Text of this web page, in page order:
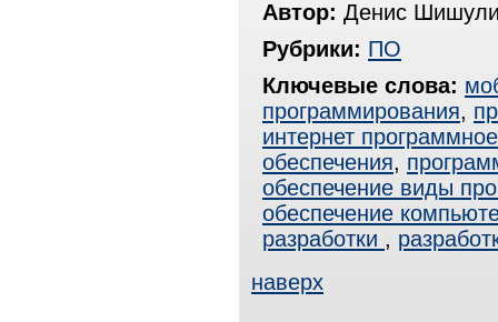
Автор: Денис
Рубрики: ПО
Ключевые слова:
программирования,
интернет
обеспечения,
обеспечение виды
обеспечение
разработки ,
наверх